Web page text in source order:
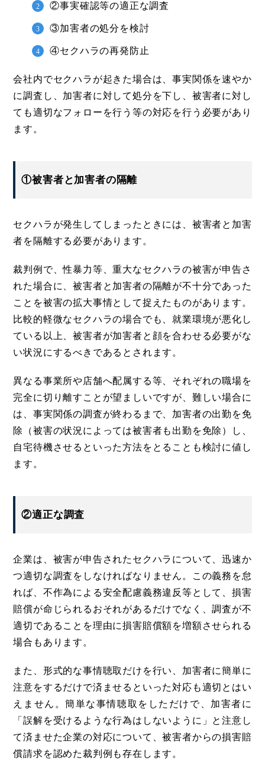
②事実確認等の適正な調査
③加害者の処分を検討
④セクハラの再発防止
会社内でセクハラが起きた場合は、事実関係を速やか
に調査し、加害者に対して処分を下し、被害者に対し
ても適切なフォローを行う等の対応を行う必要があり
ます。
①被害者と加害者の隔離
セクハラが発生してしまったときには、被害者と加害
者を隔離する必要があります。
裁判例で、性暴力等、重大なセクハラの被害が申告さ
れた場合に、被害者と加害者の隔離が不十分であった
ことを被害の拡大事情として捉えたものがあります。
比較的軽微なセクハラの場合でも、就業環境が悪化し
ている以上、被害者が加害者と顔を合わせる必要がな
い状況にするべきであるとされます。
異なる事業所や店舗へ配属する等、それぞれの職場を
完全に切り離すことが望ましいですが、難しい場合に
は、事実関係の調査が終わるまで、加害者の出勤を免
除（被害の状況によっては被害者も出勤を免除）し、
自宅待機させるといった方法をとることも検討に値し
ます。
②適正な調査
企業は、被害が申告されたセクハラについて、迅速か
つ適切な調査をしなければなりません。この義務を怠
れば、不作為による安全配慮義務違反等として、損害
賠償が命じられるおそれがあるだけでなく、調査が不
適切であることを理由に損害賠償額を増額させられる
場合もあります。
また、形式的な事情聴取だけを行い、加害者に簡単に
注意をするだけで済ませるといった対応も適切とはい
えません。簡単な事情聴取をしただけで、加害者に
「誤解を受けるような行為はしないように」と注意し
て済ませた企業の対応について、被害者からの損害賠
償請求を認めた裁判例も存在します。